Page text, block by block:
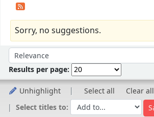
Sorry, no suggestions.
Sort by:
Results per page:
Unhighlight Select all
Clear all
Select titles to: